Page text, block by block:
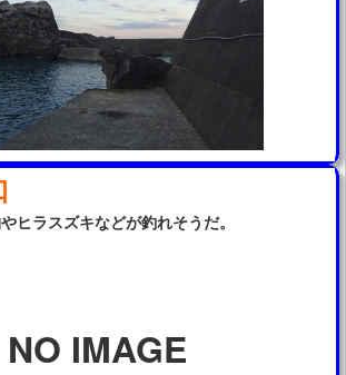
ヒラスズキなどが釣れそうだ。
NO IMAGE